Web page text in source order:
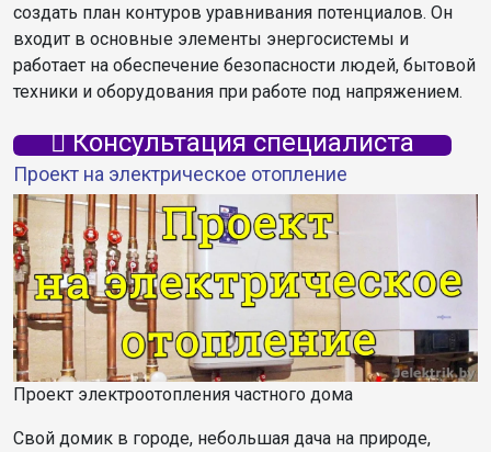
создать план контуров уравнивания потенциалов. Он
входит в основные элементы энергосистемы и
работает на обеспечение безопасности людей, бытовой
техники и оборудования при работе под напряжением.
Консультация специалиста
Проект на электрическое отопление
Проект электроотопления частного дома
Свой домик в городе, небольшая дача на природе,